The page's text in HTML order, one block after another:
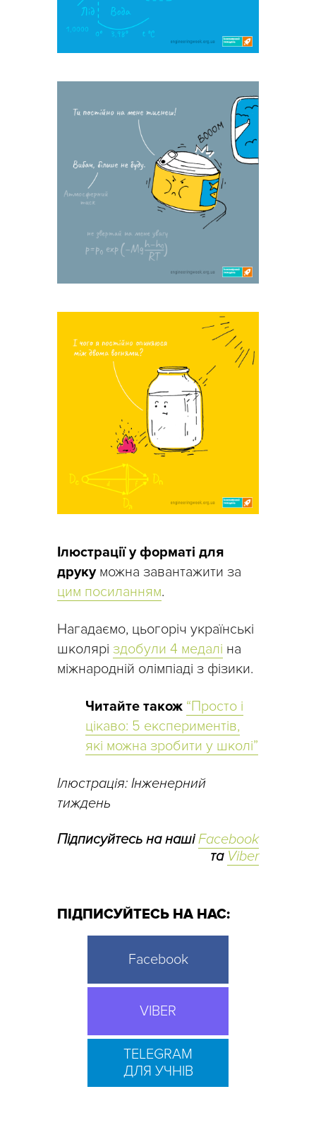
Ілюстрації у форматі для
друкуможна завантажити за
цим посиланням.
Нагадаємо, цьогоріч українські
школярі здобули 4 медалі на
міжнародній олімпіаді з фізики.
Читайте також “Просто і
цікаво: 5 експериментів,
які можна зробити у школі”
Ілюстрація: Інженерний
тиждень
Підписуйтесь на нашіFacebook
та Viber
ПІДПИСУЙТЕСЬ НА НАС:
Facebook
VIBER
TELEGRAM
ДЛЯ УЧНІВ